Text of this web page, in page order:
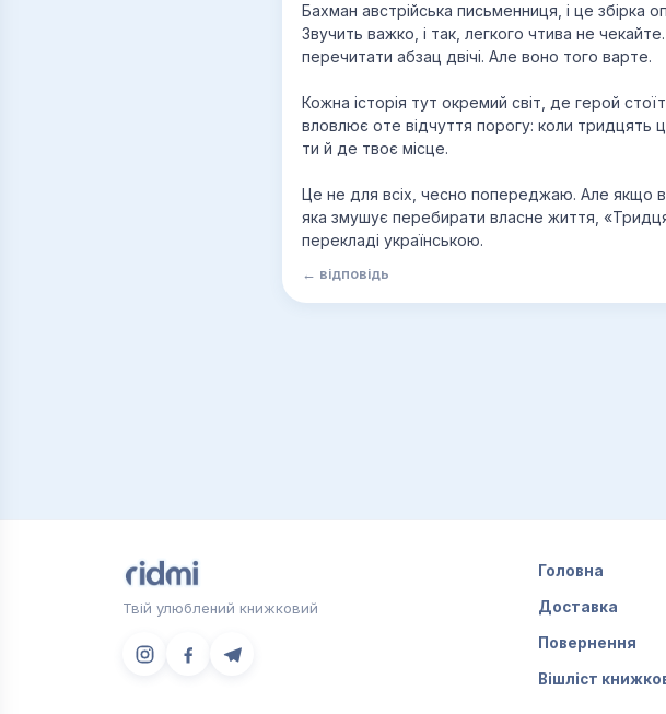
Бахман австрійська письменниця, і це збірка
Звучить важко, і так, легкого чтива не
перечитати абзац двічі. Але воно того варте.
Кожна історія тут окремий світ, де герой
вловлює оте відчуття порогу: коли тридцять
ти й де твоє місце.
Це не для всіх, чесно попереджаю. Але якщо
яка змушує перебирати власне життя,
перекладі українською.
← відповідь
Твій улюблений книжковий
Головна
Доставка
Повернення
Вішліст